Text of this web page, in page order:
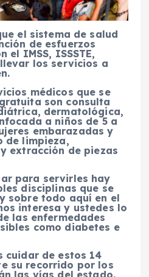
el sistema de salud
de esfuerzos
el IMSS, ISSSTE,
llevar los servicios a
médicos que se
son consulta
dermatológica,
a niños de 5 a
embarazadas y
de limpieza,
extracción de piezas
para servirles hay
disciplinas que se
sobre todo aquí en el
interesa y ustedes lo
las enfermedades
como diabetes e
cuidar de estos 14
su recorrido por los
las vías del estado.